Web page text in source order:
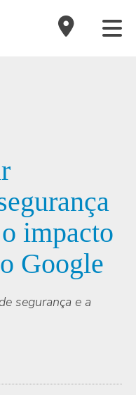
impacto
Google
segurança e a